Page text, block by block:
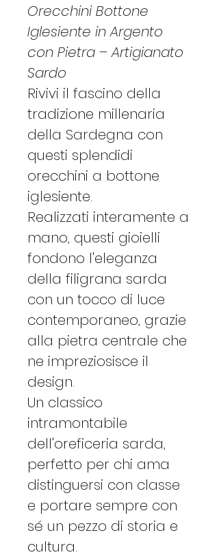
Orecchini Bottone
Iglesiente in Argento
con Pietra – Artigianato
Sardo
Rivivi il fascino della
tradizione millenaria
della Sardegna con
questi splendidi
orecchini a bottone
iglesiente.
Realizzati interamente a
mano, questi gioielli
fondono l'eleganza
della filigrana sarda
con un tocco di luce
contemporaneo, grazie
alla pietra centrale che
ne impreziosisce il
design.
Un classico
intramontabile
dell'oreficeria sarda,
perfetto per chi ama
distinguersi con classe
e portare sempre con
sé un pezzo di storia e
cultura.